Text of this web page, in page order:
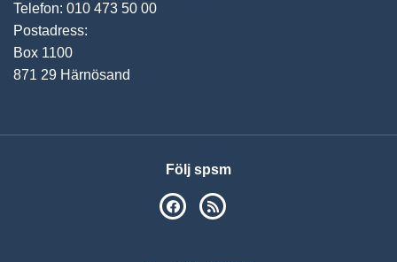
Telefon: 010 473 50 00
Postadress:
Box 1100
871 29 Härnösand
Följ spsm
SPSM på Facebook